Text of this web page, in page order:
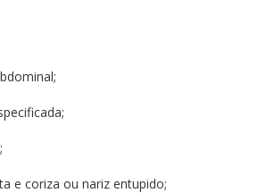
e coriza ou nariz entupido;